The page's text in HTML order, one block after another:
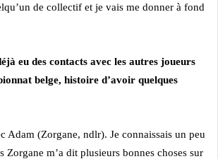
de collectif et je vais me donner à fond
eu des contacts avec les autres joueurs
belge, histoire d’avoir quelques
Adam (Zorgane, ndlr). Je connaissais un peu
Zorgane m’a dit plusieurs bonnes choses sur